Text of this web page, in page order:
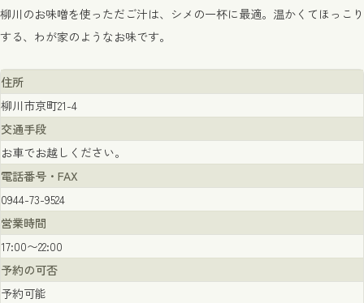
柳川のお味噌を使っただご汁は、シメの一杯に最適。温かくてほっこり
する、わが家のようなお味です。
住所
柳川市京町21-4
交通手段
お車でお越しください。
電話番号・FAX
0944-73-9524
営業時間
17:00〜22:00
予約の可否
予約可能